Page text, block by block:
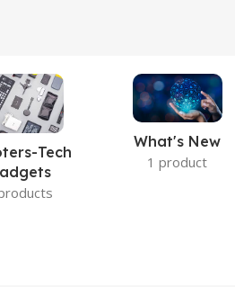
Tech
What's New
1 product